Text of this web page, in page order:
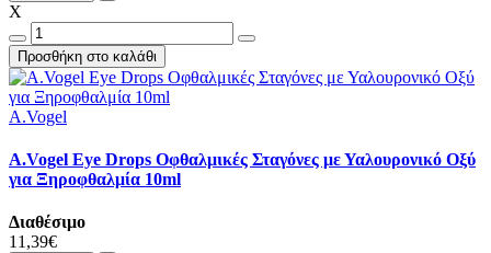
X
Προσθήκη στο καλάθι
A.Vogel
A.Vogel Eye Drops Οφθαλμικές Σταγόνες με Υαλουρονικό Οξύ
για Ξηροφθαλμία 10ml
Διαθέσιμο
11,39€